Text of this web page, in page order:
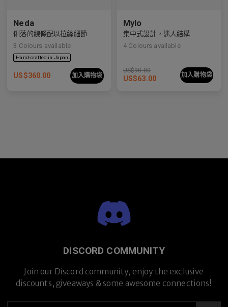
Neda
俐落的線條配以拉絲細節
3 Colours available
US$360.00 加入購物袋
Mylo
集中式設計，迷人結構
4 Colours available
US$90.00
US$63.00 加入購物袋
DISCORD COMMUNITY
Join our Discord community, enjoy the exclusive
discounts, giveaways & some awesome connections!